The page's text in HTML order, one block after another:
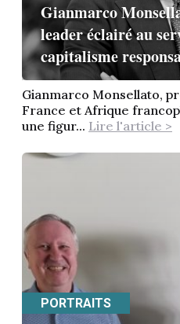
Gianmarco
leader éclairé au
capitalisme
Gianmarco Monsellato,
France et Afrique
une figur... Lire l'article >
PORTRAITS